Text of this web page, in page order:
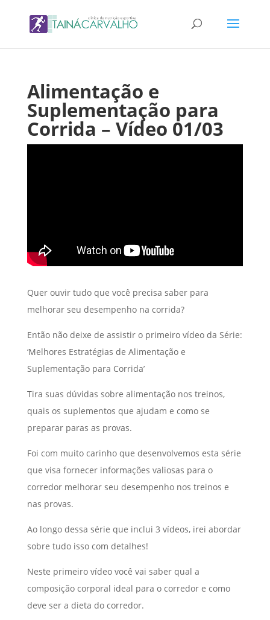
Alimentação e
Suplementação para
Corrida – Vídeo 01/03
Quer ouvir tudo que você precisa saber para
melhorar seu desempenho na corrida?
Então não deixe de assistir o primeiro vídeo da Série:
‘Melhores Estratégias de Alimentação e
Suplementação para Corrida’
Tira suas dúvidas sobre alimentação nos treinos,
quais os suplementos que ajudam e como se
preparar paras as provas.
Foi com muito carinho que desenvolvemos esta série
que visa fornecer informações valiosas para o
corredor melhorar seu desempenho nos treinos e
nas provas.
Ao longo dessa série que inclui 3 vídeos, irei abordar
sobre tudo isso com detalhes!
Neste primeiro vídeo você vai saber qual a
composição corporal ideal para o corredor e como
deve ser a dieta do corredor.